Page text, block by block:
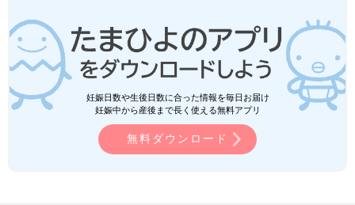
妊娠日数や生後日数に合った情報を毎日お届け
妊娠中から産後まで長く使える無料アプリ
無料ダウンロード